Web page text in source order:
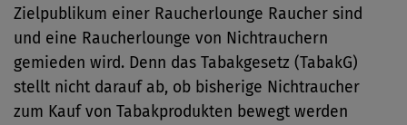
Zielpublikum einer Raucherlounge Raucher sind
und eine Raucherlounge von Nichtrauchern
gemieden wird. Denn das Tabakgesetz (TabakG)
stellt nicht darauf ab, ob bisherige Nichtraucher
zum Kauf von Tabakprodukten bewegt werden